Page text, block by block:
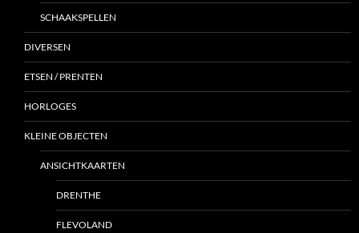
SCHAAKSPELLEN
DIVERSEN
ETSEN / PRENTEN
HORLOGES
KLEINE OBJECTEN
ANSICHTKAARTEN
DRENTHE
FLEVOLAND